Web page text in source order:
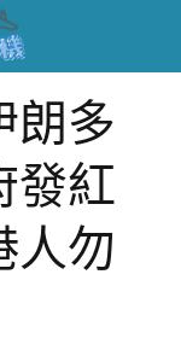
朗多
發紅
人勿